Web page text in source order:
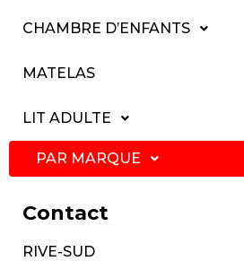
CHAMBRE D’ENFANTS
MATELAS
LIT ADULTE
PAR MARQUE
Contact
RIVE-SUD